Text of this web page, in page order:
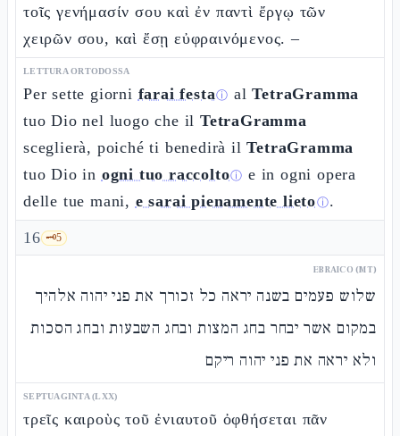
τοῖς γενήμασίν σου καὶ ἐν παντὶ ἔργῳ τῶν
χειρῶν σου, καὶ ἔσῃ εὐφραινόμενος. –
LETTURA ORTODOSSA
Per sette giorni farai festaⓘ alTetraGramma
tuo Dio nel luogo che ilTetraGramma
sceglierà, poiché ti benedirà ilTetraGramma
tuo Dio in ogni tuo raccoltoⓘ e in ogni opera
delle tue mani, e sarai pienamente lietoⓘ.
16 🗝️5
EBRAICO (MT)
שלוש פעמים בשנה יראה כל זכורך את פני יהוה אלהיך
במקום אשר יבחר בחג המצות ובחג השבעות ובחג הסכות
ולא יראה את פני יהוה ריקם
SEPTUAGINTA (LXX)
τρεῖς καιροὺς τοῦ ἐνιαυτοῦ ὀφθήσεται πᾶν